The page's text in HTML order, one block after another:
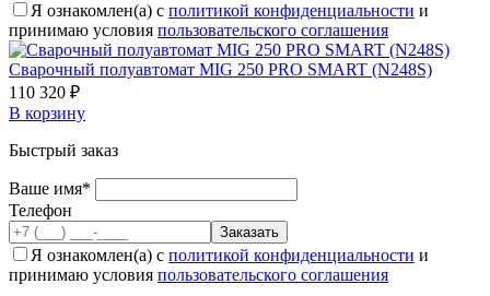
Я ознакомлен(а) с политикой конфиденциальности и
принимаю условия пользовательского соглашения
Cварочный полуавтомат MIG 250 PRO SMART (N248S)
110 320 ₽
В корзину
Быстрый заказ
Ваше имя*
Телефон
Я ознакомлен(а) с политикой конфиденциальности и
принимаю условия пользовательского соглашения